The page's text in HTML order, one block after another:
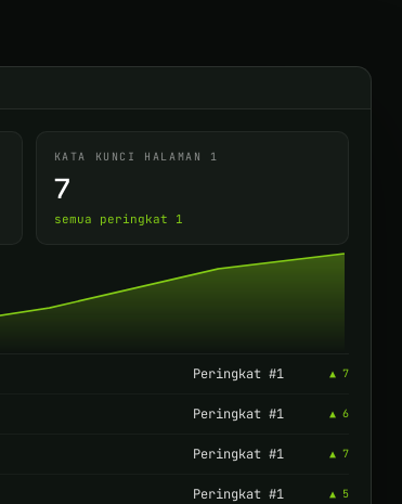
KATA KUNCI HALAMAN 1
7
semua peringkat 1
Peringkat #1 ▲ 7
Peringkat #1 ▲ 6
Peringkat #1 ▲ 7
Peringkat #1 ▲ 5